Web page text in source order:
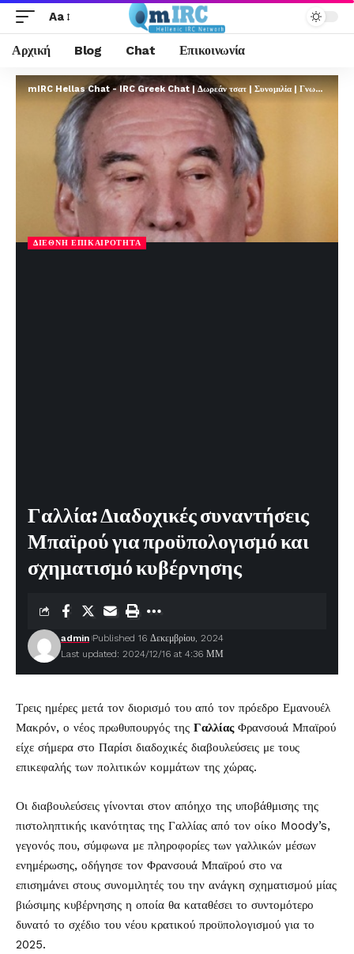
Aa
Αρχική Blog Chat Επικοινωνία
mIRC Hellas Chat - IRC Greek Chat | Δωρεάν τσατ | Συνομιλία | Γνωριμίες | FREE
ΔΙΕΘΝΉ ΕΠΙΚΑΙΡΌΤΗΤΑ
Γαλλία: Διαδοχικές συναντήσεις
Μπαϊρού για προϋπολογισμό και
σχηματισμό κυβέρνησης
Last updated: 2024/12/16 at 4:36 ΜΜ
admin Published 16 Δεκεμβρίου, 2024
Τρεις ημέρες μετά τον διορισμό του από τον πρόεδρο Εμανουέλ
Μακρόν, ο νέος πρωθυπουργός της ΓαλλίαςΦρανσουά Μπαϊρού
είχε σήμερα στο Παρίσι διαδοχικές διαβουλεύσεις με τους
επικεφαλής των πολιτικών κομμάτων της χώρας.
Οι διαβουλεύσεις γίνονται στον απόηχο της υποβάθμισης της
πιστοληπτικής ικανότητας της Γαλλίας από τον οίκο Moody’s,
γεγονός που, σύμφωνα με πληροφορίες των γαλλικών μέσων
ενημέρωσης, οδήγησε τον Φρανσουά Μπαϊρού στο να
επισημάνει στους συνομιλητές του την ανάγκη σχηματισμού μίας
βιώσιμης κυβέρνησης η οποία θα καταθέσει το συντομότερο
δυνατό το σχέδιο του νέου κρατικού προϋπολογισμού για το
2025.